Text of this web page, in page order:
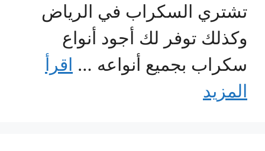
تشتري السكراب في الرياض
وكذلك توفر لك أجود أنواع
سكراب بجميع أنواعه … اقرأ
المزيد